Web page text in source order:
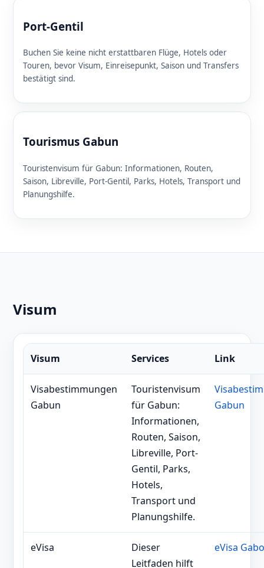
Port-Gentil
Buchen Sie keine nicht erstattbaren Flüge, Hotels oder
Touren, bevor Visum, Einreisepunkt, Saison und Transfers
bestätigt sind.
Tourismus Gabun
Touristenvisum für Gabun: Informationen, Routen,
Saison, Libreville, Port-Gentil, Parks, Hotels, Transport und
Planungshilfe.
Visum
Visum Services Link
Visabestimmungen
Gabun
Touristenvisum
für Gabun:
Informationen,
Routen, Saison,
Libreville, Port-
Gentil, Parks,
Hotels,
Transport und
Planungshilfe.
Gabun
eVisa
Dieser
Leitfaden hilft
eVisa